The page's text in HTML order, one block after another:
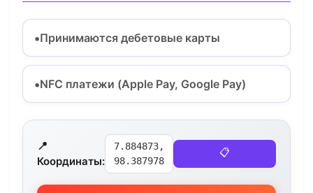
Принимаются дебетовые карты
NFC платежи (Apple Pay, Google Pay)
📍
Координаты:
7.884873,
98.387978
📋